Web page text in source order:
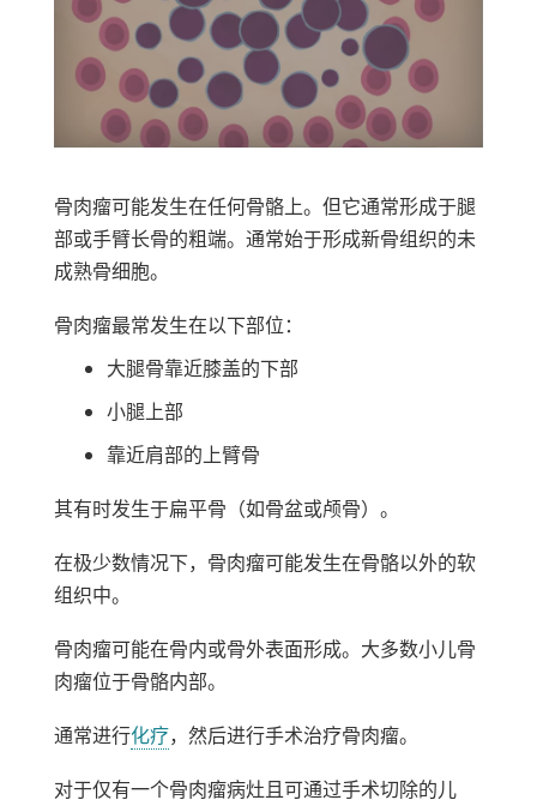
骨肉瘤可能发生在任何骨骼上。但它通常形成于腿
部或手臂长骨的粗端。通常始于形成新骨组织的未
成熟骨细胞。
骨肉瘤最常发生在以下部位：
大腿骨靠近膝盖的下部
小腿上部
靠近肩部的上臂骨
其有时发生于扁平骨（如骨盆或颅骨）。
在极少数情况下，骨肉瘤可能发生在骨骼以外的软
组织中。
骨肉瘤可能在骨内或骨外表面形成。大多数小儿骨
肉瘤位于骨骼内部。
通常进行化疗，然后进行手术治疗骨肉瘤。
对于仅有一个骨肉瘤病灶且可通过手术切除的儿